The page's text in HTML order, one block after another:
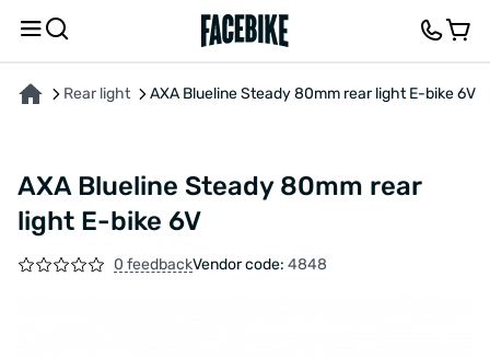
Rear light AXA Blueline Steady 80mm rear light E-bike 6V
AXA Blueline Steady 80mm rear
light E-bike 6V
0 feedbackVendor code: 4848
ABOUT THE PRODUCT CHARACTERISTICSDESCRIPTION FEEDBACK AND